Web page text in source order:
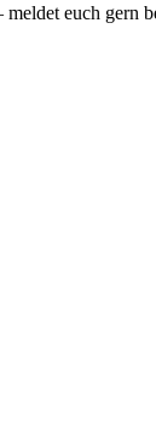
euch